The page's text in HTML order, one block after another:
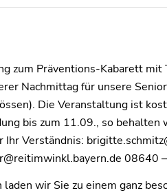
zum Präventions-Kabarett mit
Nachmittag für unsere
Die Veranstaltung ist
bis zum 11.09., so behalten
Ihr Verständnis:
08640
laden wir Sie zu einem ganz